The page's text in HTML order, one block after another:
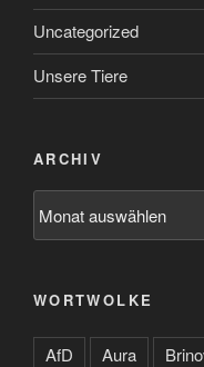
Uncategorized
Unsere Tiere
ARCHIV
WORTWOLKE
AfD Aura